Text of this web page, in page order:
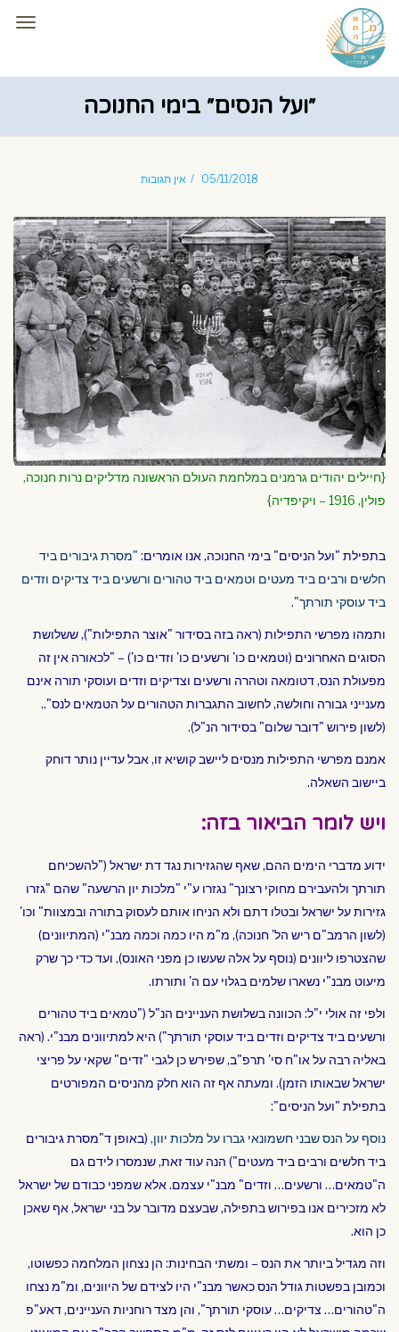
״ועל הנסים״ בימי החנוכה
05/11/2018 אין תגובות
{חיילים יהודים גרמנים במלחמת העולם הראשונה מדליקים נרות חנוכה,
פולין, 1916 – ויקיפדיה}
בתפילת "ועל הניסים" בימי החנוכה,אנו אומרים: "מסרת גיבורים ביד
חלשים ורבים ביד מעטים וטמאים ביד טהורים ורשעים ביד צדיקים וזדים
ביד עוסקי תורתך".
ותמהו מפרשי התפילות (ראה בזה בסידור "אוצר התפילות"), ששלושת
הסוגים האחרונים (וטמאים כו' ורשעים כו' וזדים כו') – "לכאורה אין זה
מפעולת הנס, דטומאה וטהרה ורשעים וצדיקים וזדים ועוסקי תורה אינם
מענייני גבורה וחולשה, לחשוב התגברות הטהורים על הטמאים לנס"..
(לשון פירוש "דובר שלום" בסידור הנ"ל).
אמנם מפרשי התפילות מנסים ליישב קושיא זו, אבל עדיין נותר דוחק
ביישוב השאלה.
ויש לומר הביאור בזה:
ידוע מדברי הימים ההם, שאף שהגזירות נגד דת ישראל ("להשכיחם
תורתך ולהעבירם מחוקי רצונך" נגזרו ע"י "מלכות יון הרשעה" שהם "גזרו
גזירות על ישראל ובטלו דתם ולא הניחו אותם לעסוק בתורה ובמצוות" וכו'
(לשון הרמב"ם ריש הל' חנוכה), מ"מ היו כמה וכמה מבנ"י (המתיוונים)
שהצטרפו ליוונים (נוסף על אלה שעשו כן מפני האונס), ועד כדי כך שרק
מיעוט מבנ"י נשארו שלמים בגלוי עם ה' ותורתו.
ולפי זה אולי י"ל: הכוונה בשלושת העניינים הנ"ל ("טמאים ביד טהורים
ורשעים ביד צדיקים וזדים ביד עוסקי תורתך") היא למתיוונים מבנ"י. (ראה
באליה רבה על או"ח סי' תרפ"ב, שפירש כן לגבי "זדים" שקאי על פריצי
ישראל שבאותו הזמן). ומעתה אף זה הוא חלק מהניסים המפורטים
בתפילת "ועל הניסים":
נוסף על הנס שבני חשמונאי גברו על מלכות יוון, (באופן ד"מסרת גיבורים
ביד חלשים ורבים ביד מעטים") הנה עוד זאת, שנמסרו לידם גם
ה"טמאים… ורשעים… וזדים" מבנ"י עצמם. אלא שמפני כבודם של ישראל
לא מזכירים אנו בפירוש בתפילה, שבעצם מדובר על בני ישראל, אף שאכן
כן הוא.
וזה מגדיל ביותר את הנס – ומשתי הבחינות: הן נצחון המלחמה כפשוטו,
וכמובן בפשטות גודל הנס כאשר מבנ"י היו לצידם של היוונים, ומ"מ נצחו
ה"טהורים… צדיקים… עוסקי תורתך", והן מצד רוחניות העניינים, דאע"פ